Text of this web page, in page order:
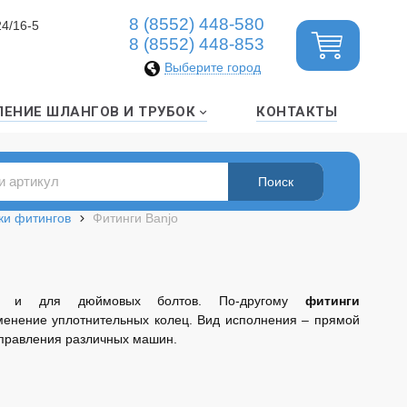
16-5
8 (8552) 448-580
8 (8552) 448-853
Выберите город
ШЛАНГОВ И ТРУБОК КОНТАКТЫ
фитингов Фитинги Banjo
и для дюймовых болтов. По-другому фитинги
уплотнительных колец. Вид исполнения – прямой
различных машин.